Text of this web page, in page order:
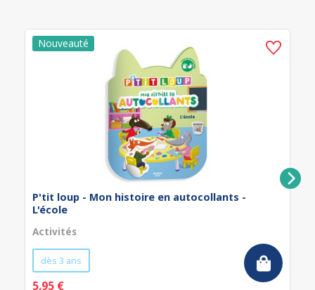
P'tit loup - Mon histoire en autocollants -
L'école
Activités
dès 3 ans
5.95 €